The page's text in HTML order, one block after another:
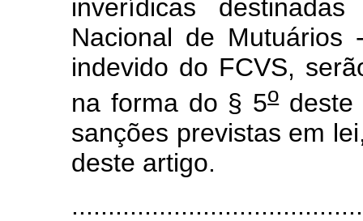
inverídicas
Nacional de Mutuários
indevido do FCVS,
na forma do § 5odeste
sanções previstas em
deste artigo.